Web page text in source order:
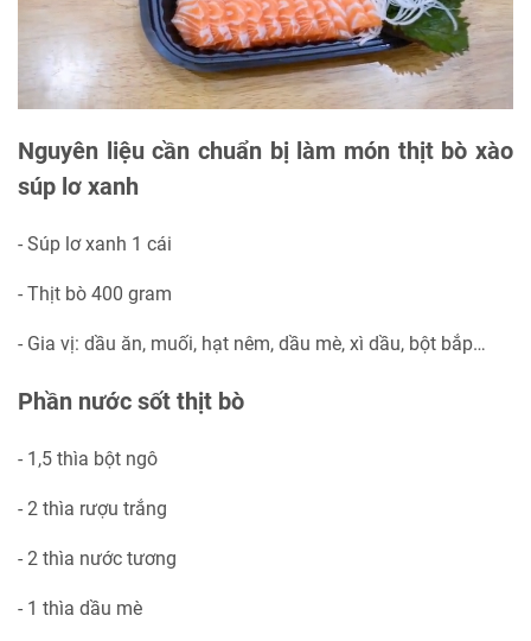
Nguyên liệu cần chuẩn bị làm món thịt bò xào
súp lơ xanh
- Súp lơ xanh 1 cái
- Thịt bò 400 gram
- Gia vị: dầu ăn, muối, hạt nêm, dầu mè, xì dầu, bột bắp…
Phần nước sốt thịt bò
- 1,5 thìa bột ngô
- 2 thìa rượu trắng
- 2 thìa nước tương
- 1 thìa dầu mè